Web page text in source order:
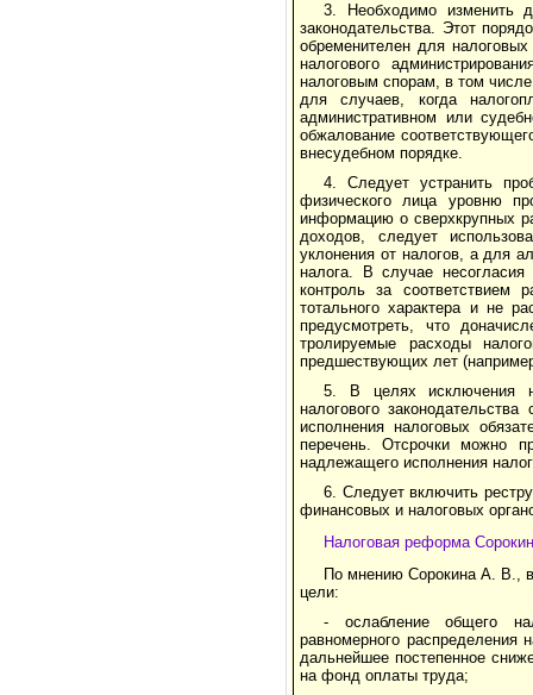
3. Необходимо изменить
законодательства. Этот
обременителен для
налогового
налоговым спорам, в том
для случаев, когда
административном или
обжалование
внесудебном порядке.
4. Следует устранить
физического лица уровню
информацию о сверхкрупных
доходов, следует
уклонения от налогов, а для
налога. В случае
контроль за соответствием
тотального характера и не
предусмо­треть, что
тролируемые расходы
предшествующих лет
5. В целях исключения
налогового
исполнения налоговых
перечень. Отсрочки можно
надлежащего исполнения
6. Следует включить
финансовых и налоговых
Налоговая реформа
По мнению Сорокина А. В.,
цели:
- ослабление общего
равномерного распределения
дальнейшее постепенное
на фонд оплаты труда;